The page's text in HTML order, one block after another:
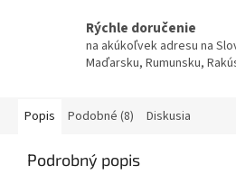
Rýchle doručenie
na akúkoľvek adresu na
Maďarsku, Rumunsku,
Popis Podobné (8) Diskusia
Podrobný popis